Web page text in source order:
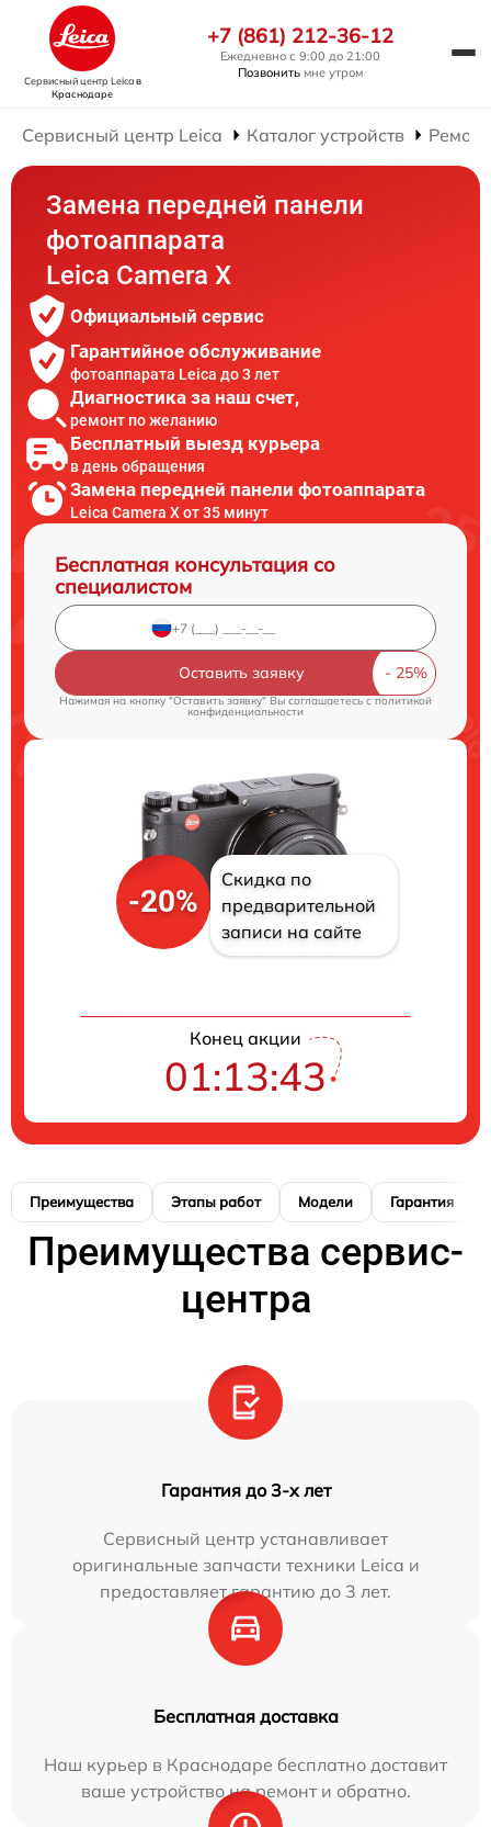
Сервисный центр Leicaв
Краснодаре
+7 (861) 212-36-12
Ежедневно с 9:00 до 21:00
Позвонить мне утром
Сервисный центр Leica Каталог устройств
Замена передней панели
фотоаппарата
Leica Camera X
Официальный сервис
Гарантийное обслуживание
фотоаппарата Leica до 3 лет
Диагностика за наш счет,
ремонт по желанию
Бесплатный выезд курьера
в день обращения
Замена передней панели фотоаппарата
Leica Camera X от 35 минут
Бесплатная консультация со
специалистом
Оставить заявку
Нажимая на кнопку "Оставить заявку" Вы соглашаетесь cполитикой
конфиденциальности
-20%
Скидка по
предварительной
записи на сайте
Конец акции
01:13:42
Преимущества Этапы работ Модели Гарантия
Преимущества сервис-
центра
Гарантия до 3-х лет
Сервисный центр устанавливает
оригинальные запчасти техники Leica и
предоставляет гарантию до 3 лет.
Бесплатная доставка
Наш курьер в Краснодаре бесплатно доставит
ваше устройство на ремонт и обратно.